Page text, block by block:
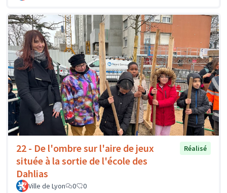
22 - De l'ombre sur l'aire de jeux
située à la sortie de l'école des
Dahlias
Réalisé
Ville de Lyon 0 0